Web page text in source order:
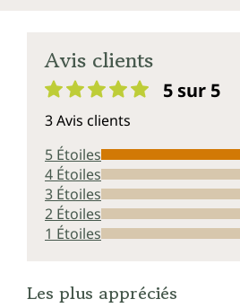
Avis clients
5 sur 5
3 Avis clients
5 Étoiles
4 Étoiles
3 Étoiles
2 Étoiles
1 Étoiles
Les plus appréciés